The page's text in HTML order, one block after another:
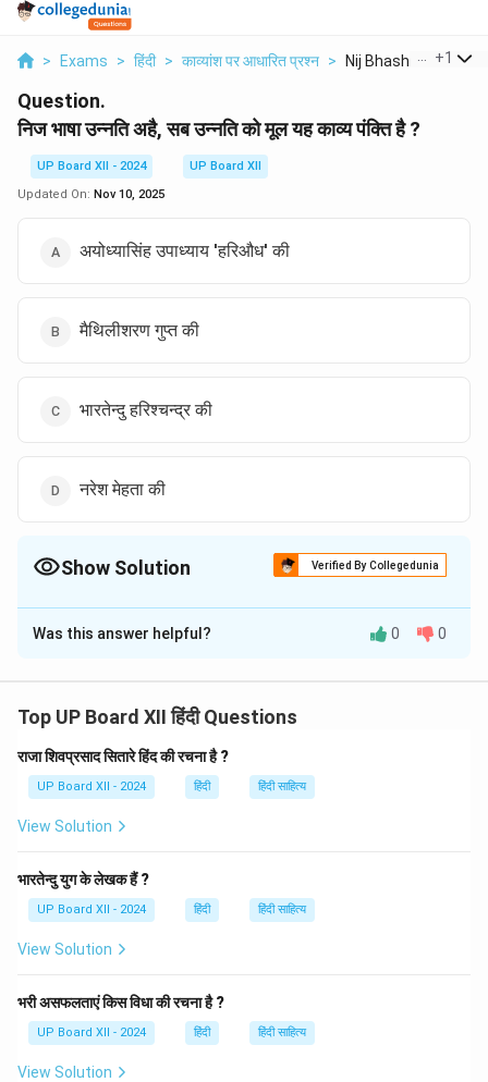
> Exams > हिंदी > काव्यांश पर आधारित प्रश्न > Nij Bhasha Unnati
+1
Question.
निज भाषा उन्नति अहै, सब उन्नति को मूल यह काव्य पंक्ति है ?
UP Board XII - 2024
UP Board XII
Updated On: Nov 10, 2025
अयोध्यासिंह उपाध्याय 'हरिऔध' की
मैथिलीशरण गुप्त की
भारतेन्दु हरिश्चन्द्र की
नरेश मेहता की
Show Solution Verified By Collegedunia
The Correct Option isC
Solution and Explanation
प्रसिद्ध काव्य पंक्ति है। इसमें उन्होंने मातृभाषा के महत्व पर जोर दिया
Download Solution in PDF
Was this answer helpful? 0 0
Top UP Board XII हिंदी Questions
राजा शिवप्रसाद सितारे हिंद की रचना है ?
UP Board XII - 2024 हिंदी हिंदी साहित्य
View Solution
भारतेन्दु युग के लेखक हैं ?
UP Board XII - 2024 हिंदी हिंदी साहित्य
View Solution
भरी असफलताएं किस विधा की रचना है ?
UP Board XII - 2024 हिंदी हिंदी साहित्य
View Solution